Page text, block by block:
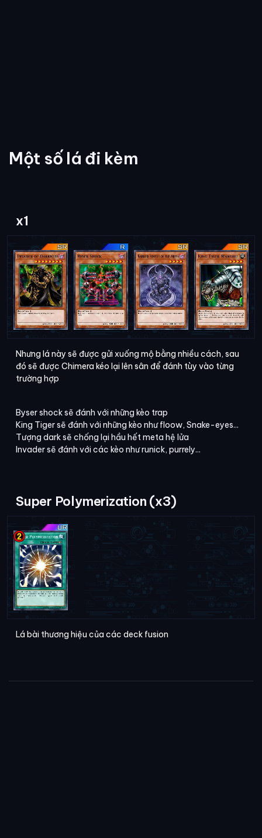
Một số lá đi kèm
x1
Nhưng lá này sẽ được gửi xuống mộ bằng nhiều cách, sau
đó sẽ được Chimera kéo lại lên sân để đánh tùy vào từng
trường hợp
Byser shock sẽ đánh với những kèo trap
King Tiger sẽ đánh với những kèo như floow, Snake-eyes...
Tượng dark sẽ chống lại hầu hết meta hệ lửa
Invader sẽ đánh với các kèo như runick, purrely...
Super Polymerization (x3)
Lá bài thương hiệu của các deck fusion